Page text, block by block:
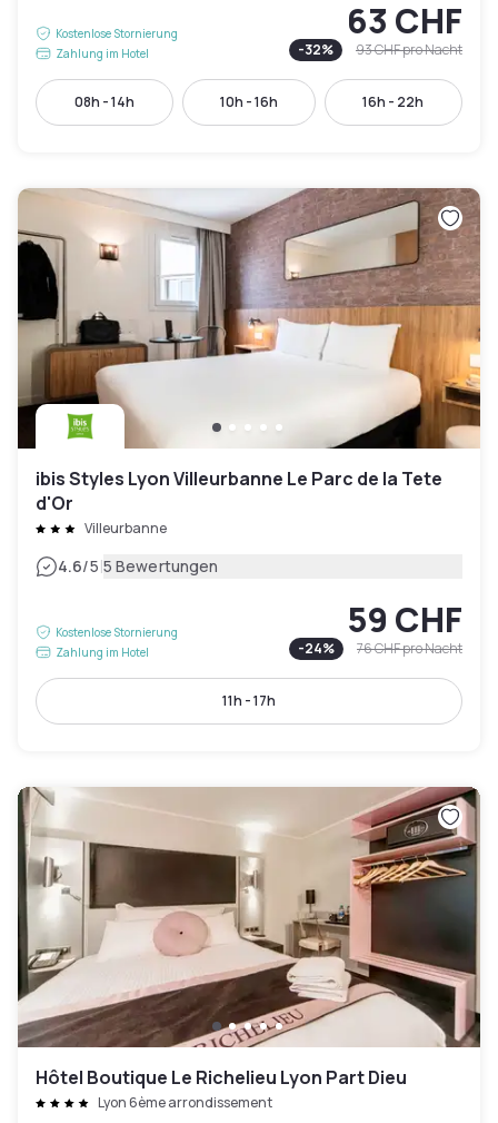
Kostenlose Stornierung
Zahlung im Hotel
63 CHF
-32% 93 CHFpro Nacht
08h - 14h 10h - 16h 16h - 22h
ibis Styles Lyon Villeurbanne Le Parc de la Tete
d'Or
Villeurbanne
4.6/5|5 Bewertungen
Kostenlose Stornierung
Zahlung im Hotel
59 CHF
-24% 76 CHFpro Nacht
11h - 17h
Hôtel Boutique Le Richelieu Lyon Part Dieu
Lyon 6ème arrondissement